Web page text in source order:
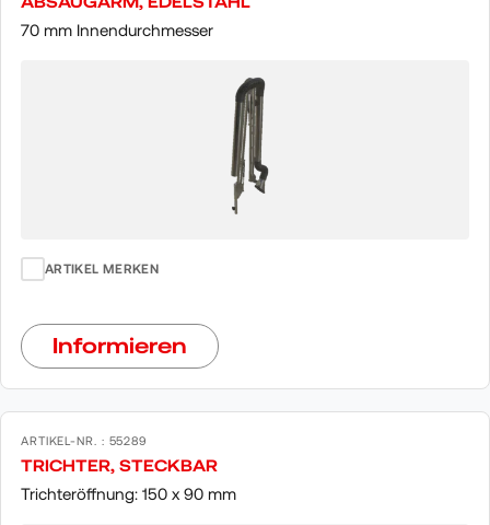
70 mm Innendurchmesser
ARTIKEL MERKEN
Informieren
ARTIKEL-NR. : 55289
TRICHTER, STECKBAR
Trichteröffnung: 150 x 90 mm